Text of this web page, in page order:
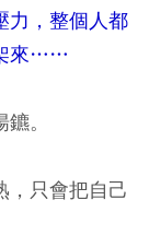
力，整個人都
來……
。
只會把自己